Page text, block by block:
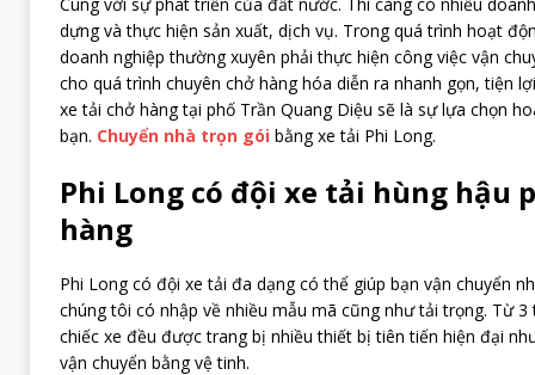
dựng và thực hiện sản xuất, dịch vụ. Trong quá trình hoạt
doanh nghiệp thường xuyên phải thực hiện công việc vận
cho quá trình chuyên chở hàng hóa diễn ra nhanh gọn, tiện
xe tải chở hàng tại phố Trần Quang Diệu sẽ là sự lựa chọn
bạn. Chuyển nhà trọn gói bằng xe tải Phi Long.
Phi Long có đội xe tải hùng hậu
hàng
Phi Long có đội xe tải đa dạng có thể giúp bạn vận chuyển
chúng tôi có nhập về nhiều mẫu mã cũng như tải trọng. Từ
chiếc xe đều được trang bị nhiều thiết bị tiên tiến hiện đại
vận chuyển bằng vệ tinh.